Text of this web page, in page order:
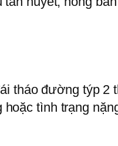
tháo đường týp 2
tình trạng